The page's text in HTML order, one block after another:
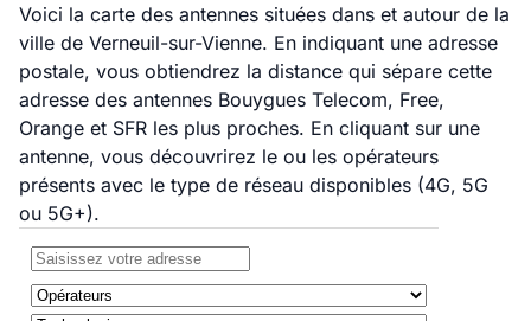
Voici la carte des antennes situées dans et autour de la
ville de Verneuil-sur-Vienne. En indiquant une adresse
postale, vous obtiendrez la distance qui sépare cette
adresse des antennes Bouygues Telecom, Free,
Orange et SFR les plus proches. En cliquant sur une
antenne, vous découvrirez le ou les opérateurs
présents avec le type de réseau disponibles (4G, 5G
ou 5G+).